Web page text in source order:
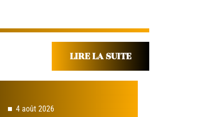
LIRE LA SUITE
4 août 2026